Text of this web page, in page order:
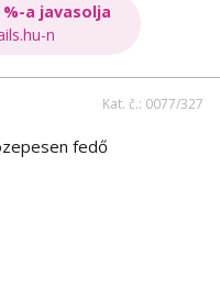
a javasolja
n
Kat. č.: 0077/327
fedő